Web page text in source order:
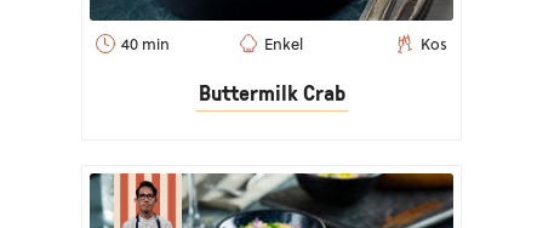
40 min Enkel Kos
Buttermilk Crab